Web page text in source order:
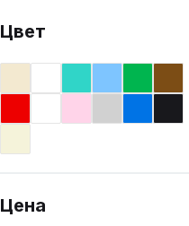
Цвет
Цена